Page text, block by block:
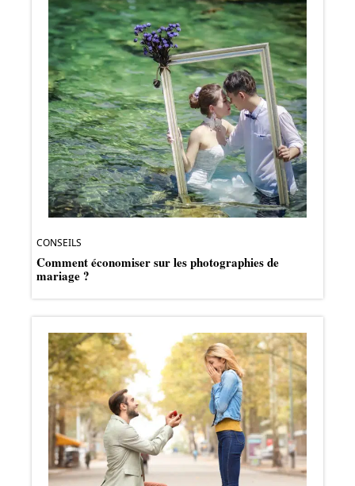
CONSEILS
Comment économiser sur les photographies de
mariage ?